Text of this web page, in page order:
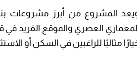
العصري والموقع الفريد في
مثاليًا للراغبين في السكن أو